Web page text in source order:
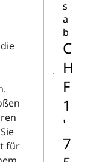
für
s
a
b
C
H
F
1
'
7